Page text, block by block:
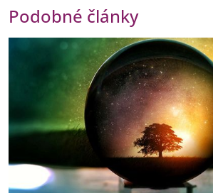
Podobné články